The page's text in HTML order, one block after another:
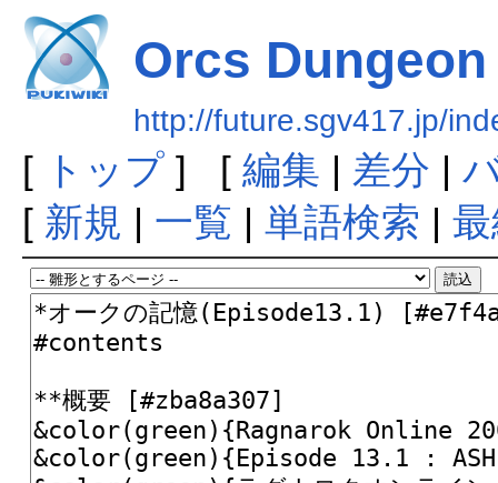
Orcs Dungeon
http://future.sgv417.jp/
[ トップ] [ 編集 | 差分 |
[ 新規 | 一覧 | 単語検索 |